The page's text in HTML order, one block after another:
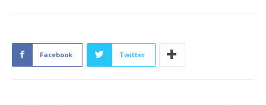
Facebook Twitter